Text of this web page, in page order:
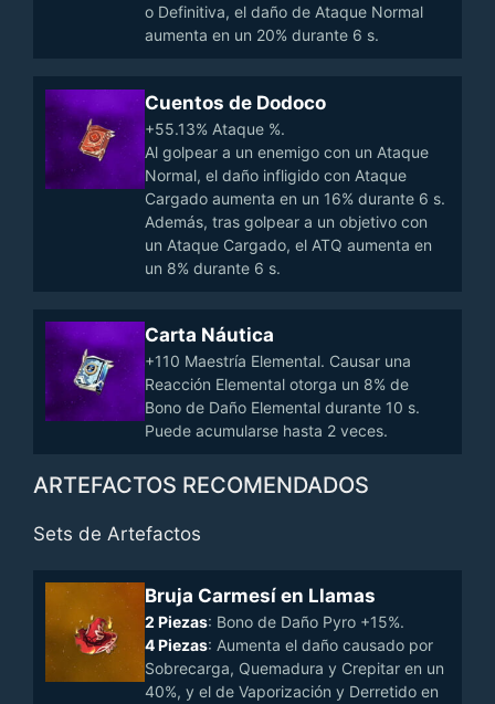
o Definitiva, el daño de Ataque Normal
aumenta en un 20% durante 6 s.
Cuentos de Dodoco
+55.13% Ataque %.
Al golpear a un enemigo con un Ataque
Normal, el daño infligido con Ataque
Cargado aumenta en un 16% durante 6 s.
Además, tras golpear a un objetivo con
un Ataque Cargado, el ATQ aumenta en
un 8% durante 6 s.
Carta Náutica
+110 Maestría Elemental. Causar una
Reacción Elemental otorga un 8% de
Bono de Daño Elemental durante 10 s.
Puede acumularse hasta 2 veces.
ARTEFACTOS RECOMENDADOS
Sets de Artefactos
Bruja Carmesí en Llamas
2 Piezas: Bono de Daño Pyro +15%.
4 Piezas: Aumenta el daño causado por
Sobrecarga, Quemadura y Crepitar en un
40%, y el de Vaporización y Derretido en